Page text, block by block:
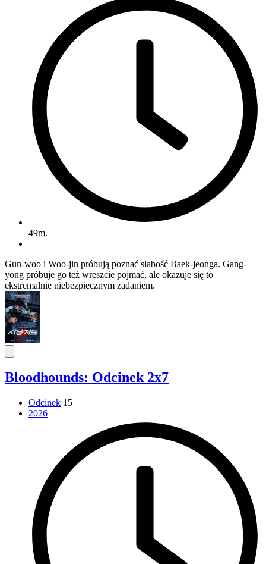
49m.
Gun-woo i Woo-jin próbują poznać słabość Baek-jeonga. Gang-
yong próbuje go też wreszcie pojmać, ale okazuje się to
ekstremalnie niebezpiecznym zadaniem.
Bloodhounds: Odcinek 2x7
Odcinek 15
2026